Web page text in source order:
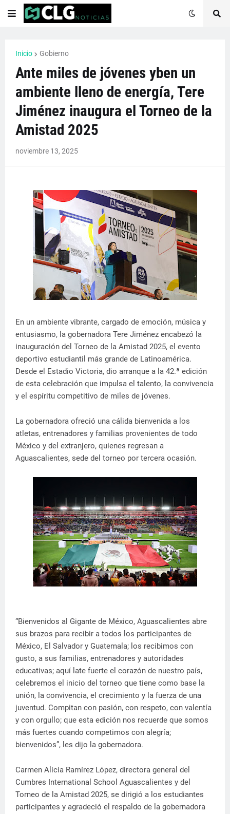
Inicio Gobierno
Ante miles de jóvenes yben un
ambiente lleno de energía, Tere
Jiménez inaugura el Torneo de la
Amistad 2025
noviembre 13, 2025
En un ambiente vibrante, cargado de emoción, música y
entusiasmo, la gobernadora Tere Jiménez encabezó la
inauguración del Torneo de la Amistad 2025, el evento
deportivo estudiantil más grande de Latinoamérica.
Desde el Estadio Victoria, dio arranque a la 42.ª edición
de esta celebración que impulsa el talento, la convivencia
y el espíritu competitivo de miles de jóvenes.
La gobernadora ofreció una cálida bienvenida a los
atletas, entrenadores y familias provenientes de todo
México y del extranjero, quienes regresan a
Aguascalientes, sede del torneo por tercera ocasión.
“Bienvenidos al Gigante de México, Aguascalientes abre
sus brazos para recibir a todos los participantes de
México, El Salvador y Guatemala; los recibimos con
gusto, a sus familias, entrenadores y autoridades
educativas; aquí late fuerte el corazón de nuestro país,
celebremos el inicio del torneo que tiene como base la
unión, la convivencia, el crecimiento y la fuerza de una
juventud. Compitan con pasión, con respeto, con valentía
y con orgullo; que esta edición nos recuerde que somos
más fuertes cuando competimos con alegría;
bienvenidos”, les dijo la gobernadora.
Carmen Alicia Ramírez López, directora general del
Cumbres International School Aguascalientes y del
Torneo de la Amistad 2025, se dirigió a los estudiantes
participantes y agradeció el respaldo de la gobernadora